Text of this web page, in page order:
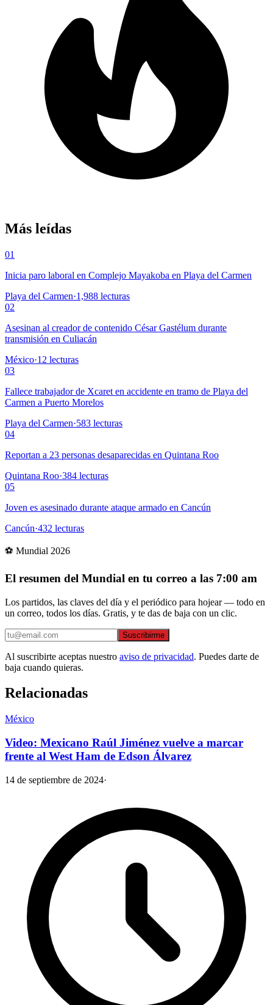
Más leídas
01
Inicia paro laboral en Complejo Mayakoba en Playa del Carmen
Playa del Carmen·1,988 lecturas
02
Asesinan al creador de contenido César Gastélum durante
transmisión en Culiacán
México·12 lecturas
03
Fallece trabajador de Xcaret en accidente en tramo de Playa del
Carmen a Puerto Morelos
Playa del Carmen·583 lecturas
04
Reportan a 23 personas desaparecidas en Quintana Roo
Quintana Roo·384 lecturas
05
Joven es asesinado durante ataque armado en Cancún
Cancún·432 lecturas
⚽ Mundial 2026
El resumen del Mundial en tu correo a las 7:00 am
Los partidos, las claves del día y el periódico para hojear — todo en
un correo, todos los días. Gratis, y te das de baja con un clic.
Suscribirme
Al suscribirte aceptas nuestro aviso de privacidad. Puedes darte de
baja cuando quieras.
Relacionadas
México
Video: Mexicano Raúl Jiménez vuelve a marcar
frente al West Ham de Edson Álvarez
14 de septiembre de 2024·